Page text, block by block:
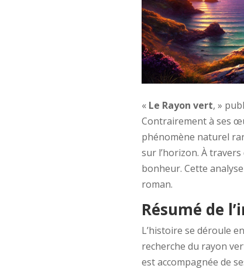
« Le Rayon vert, »
Contrairement à ses
phénomène naturel
sur l’horizon. À
bonheur. Cette
roman.
Résumé de
L’histoire se déroule en
recherche du rayon
est accompagnée de